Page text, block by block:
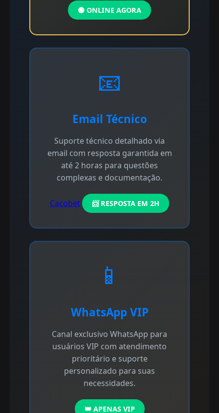
🟢 ONLINE AGORA
📧
Email Técnico
Suporte técnico detalhado via
email com resposta garantida em
até 2 horas para questões
complexas e documentação.
Cacobet 📨 RESPOSTA EM 2H
📱
WhatsApp VIP
Canal exclusivo WhatsApp para
usuários VIP com atendimento
prioritário e suporte
personalizado para suas
necessidades.
👑 APENAS VIP